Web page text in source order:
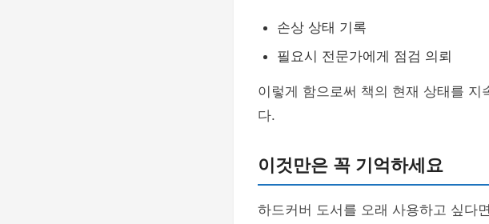
손상 상태 기록
필요시 전문가에게 점검 의뢰
이렇게 함으로써 책의 현재 상태를
다.
이것만은 꼭 기억하세요
하드커버 도서를 오래 사용하고 싶다